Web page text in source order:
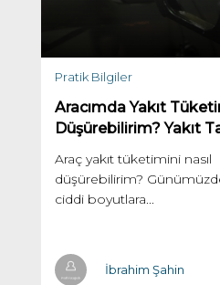
Pratik Bilgiler
Aracımda Yakıt
Düşürebilirim? Yakıt
Araç yakıt tüketimini nasıl
düşürebilirim?
ciddi boyutlara...
İbrahim Şahin